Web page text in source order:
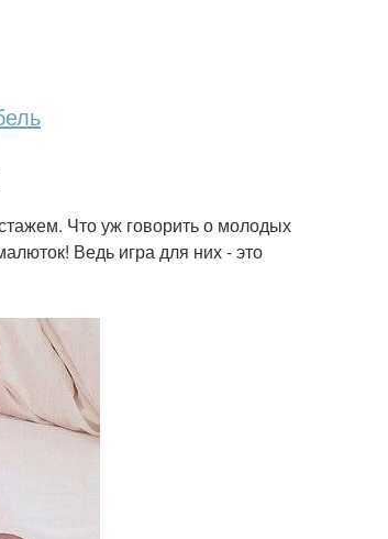
Что уж говорить о молодых
Ведь игра для них - это